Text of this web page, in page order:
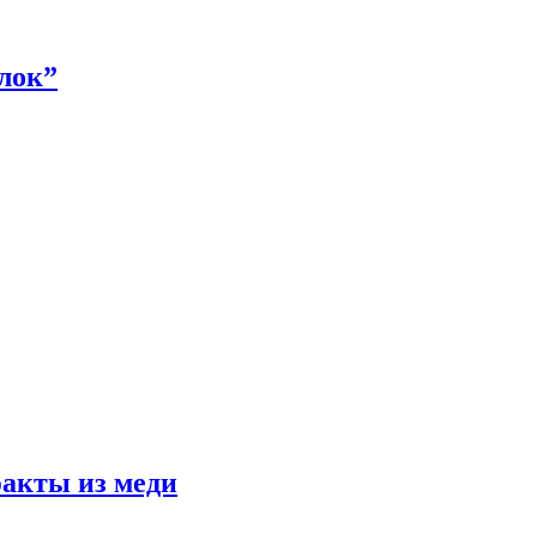
из меди